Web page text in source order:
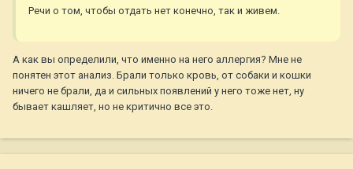
Речи о том, чтобы отдать нет конечно, так и живем.
А как вы определили, что именно на него аллергия? Мне не
понятен этот анализ. Брали только кровь, от собаки и кошки
ничего не брали, да и сильных появлений у него тоже нет, ну
бывает кашляет, но не критично все это.